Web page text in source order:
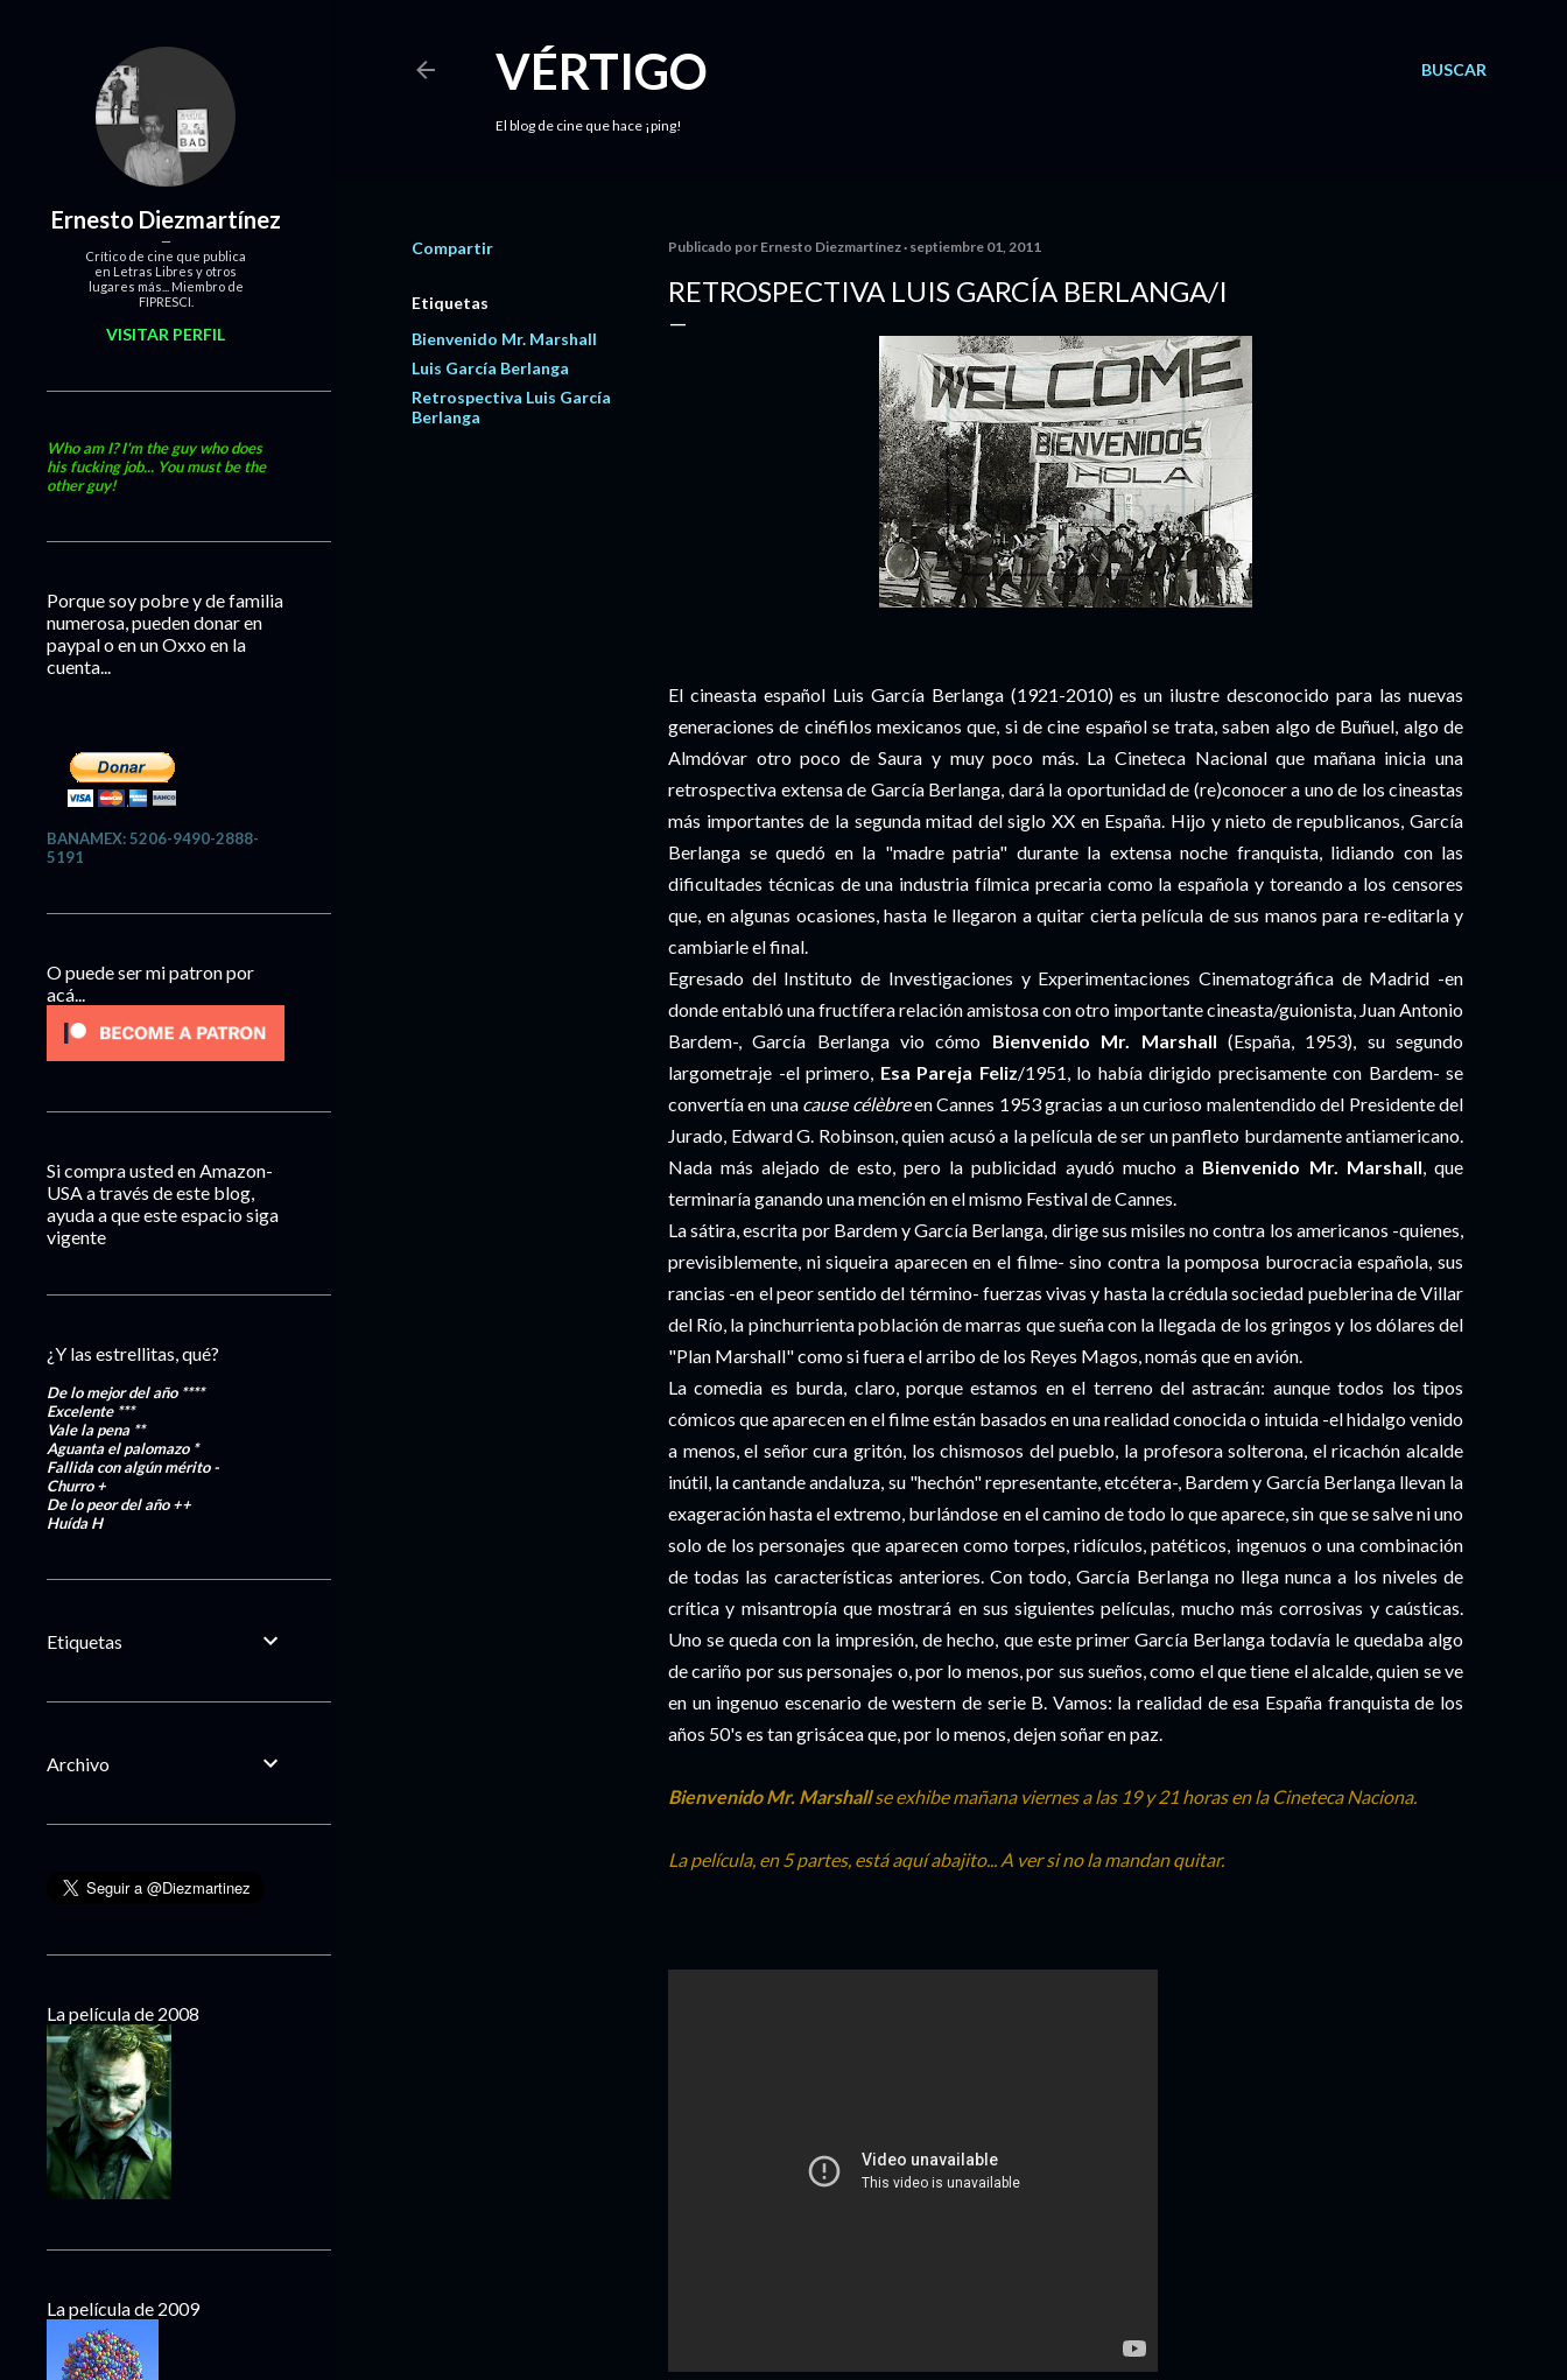
BUSCAR
VÉRTIGO
El blog de cine que hace ¡ping!
Compartir
Etiquetas
Bienvenido Mr. Marshall
Luis García Berlanga
Retrospectiva Luis García
Berlanga
Publicado por Ernesto Diezmartínez septiembre 01, 2011
RETROSPECTIVA LUIS GARCÍA BERLANGA/I
El cineasta español Luis García Berlanga (1921-2010) es un ilustre desconocido para las nuevas
generaciones de cinéfilos mexicanos que, si de cine español se trata, saben algo de Buñuel, algo de
Almdóvar otro poco de Saura y muy poco más. La Cineteca Nacional que mañana inicia una
retrospectiva extensa de García Berlanga, dará la oportunidad de (re)conocer a uno de los cineastas
más importantes de la segunda mitad del siglo XX en España. Hijo y nieto de republicanos, García
Berlanga se quedó en la "madre patria" durante la extensa noche franquista, lidiando con las
dificultades técnicas de una industria fílmica precaria como la española y toreando a los censores
que, en algunas ocasiones, hasta le llegaron a quitar cierta película de sus manos para re-editarla y
cambiarle el final.
Egresado del Instituto de Investigaciones y Experimentaciones Cinematográfica de Madrid -en
donde entabló una fructífera relación amistosa con otro importante cineasta/guionista, Juan Antonio
Bardem-, García Berlanga vio cómo Bienvenido Mr. Marshall (España, 1953), su segundo
largometraje -el primero, Esa Pareja Feliz/1951, lo había dirigido precisamente con Bardem- se
convertía en una cause célèbreen Cannes 1953 gracias a un curioso malentendido del Presidente del
Jurado, Edward G. Robinson, quien acusó a la película de ser un panfleto burdamente antiamericano.
Nada más alejado de esto, pero la publicidad ayudó mucho a Bienvenido Mr. Marshall, que
terminaría ganando una mención en el mismo Festival de Cannes.
La sátira, escrita por Bardem y García Berlanga, dirige sus misiles no contra los americanos -quienes,
previsiblemente, ni siqueira aparecen en el filme- sino contra la pomposa burocracia española, sus
rancias -en el peor sentido del término- fuerzas vivas y hasta la crédula sociedad pueblerina de Villar
del Río, la pinchurrienta población de marras que sueña con la llegada de los gringos y los dólares del
"Plan Marshall" como si fuera el arribo de los Reyes Magos, nomás que en avión.
La comedia es burda, claro, porque estamos en el terreno del astracán: aunque todos los tipos
cómicos que aparecen en el filme están basados en una realidad conocida o intuida -el hidalgo venido
a menos, el señor cura gritón, los chismosos del pueblo, la profesora solterona, el ricachón alcalde
inútil, la cantande andaluza, su "hechón" representante, etcétera-, Bardem y García Berlanga llevan la
exageración hasta el extremo, burlándose en el camino de todo lo que aparece, sin que se salve ni uno
solo de los personajes que aparecen como torpes, ridículos, patéticos, ingenuos o una combinación
de todas las características anteriores. Con todo, García Berlanga no llega nunca a los niveles de
crítica y misantropía que mostrará en sus siguientes películas, mucho más corrosivas y caústicas.
Uno se queda con la impresión, de hecho, que este primer García Berlanga todavía le quedaba algo
de cariño por sus personajes o, por lo menos, por sus sueños, como el que tiene el alcalde, quien se ve
en un ingenuo escenario de western de serie B. Vamos: la realidad de esa España franquista de los
años 50's es tan grisácea que, por lo menos, dejen soñar en paz.
Bienvenido Mr. Marshallse exhibe mañana viernes a las 19 y 21 horas en la Cineteca Naciona.
La película, en 5 partes, está aquí abajito... A ver si no la mandan quitar.
Ernesto Diezmartínez
Crítico de cine que publica
en Letras Libres y otros
lugares más... Miembro de
FIPRESCI.
VISITAR PERFIL
Who am I? I'm the guy who does
his fucking job... You must be the
other guy!
Porque soy pobre y de familia
numerosa, pueden donar en
paypal o en un Oxxo en la
cuenta...
BANAMEX: 5206-9490-2888-
5191
O puede ser mi patron por
acá...
Si compra usted en Amazon-
USA a través de este blog,
ayuda a que este espacio siga
vigente
¿Y las estrellitas, qué?
De lo mejor del año ****
Excelente***
Vale la pena **
Aguanta el palomazo *
Fallida con algún mérito-
Churro+
De lo peor del año++
HuídaH
Etiquetas
Archivo
La película de 2008
La película de 2009